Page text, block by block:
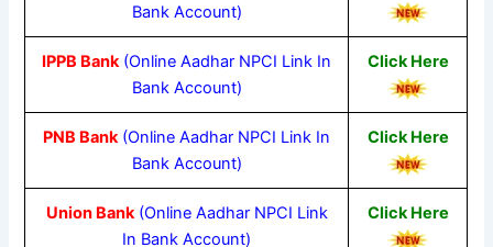
Bank Account)
IPPB Bank (Online Aadhar NPCI Link In
Bank Account)
Click Here
PNB Bank (Online Aadhar NPCI Link In
Bank Account)
Click Here
Union Bank(Online Aadhar NPCI Link
In Bank Account)
Click Here